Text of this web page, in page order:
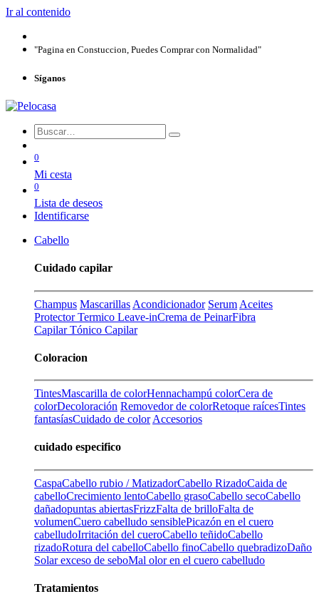
Ir al contenido
"Pagina en Constuccion, Puedes Comprar con Normalidad"
Síganos
0
Mi cesta
0
Lista de deseos
Identificarse
Cabello
Cuidado capilar
Champus Mascarillas Acondicionador Serum Aceites
Protector Termico Leave-inCrema de PeinarFibra
CapilarTónico Capilar
Coloracion
TintesMascarilla de colorHennachampú colorCera de
colorDecoloración Removedor de colorRetoque raícesTintes
fantasíasCuidado de color Accesorios
cuidado especifico
CaspaCabello rubio / MatizadorCabello RizadoCaida de
cabelloCrecimiento lentoCabello grasoCabello secoCabello
dañadopuntas abiertasFrizzFalta de brilloFalta de
volumenCuero cabelludo sensiblePicazón en el cuero
cabelludoIrritación del cueroCabello teñidoCabello
rizadoRotura del cabelloCabello finoCabello quebradizoDaño
Solarexceso de seboMal olor en el cuero cabelludo
Tratamientos